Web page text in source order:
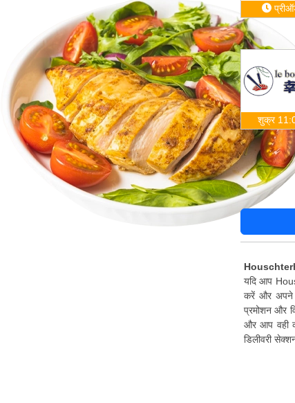
शुक्र
यदि आप
करें और अपने
प्रमोशन और
और आप वही
डिलीवरी